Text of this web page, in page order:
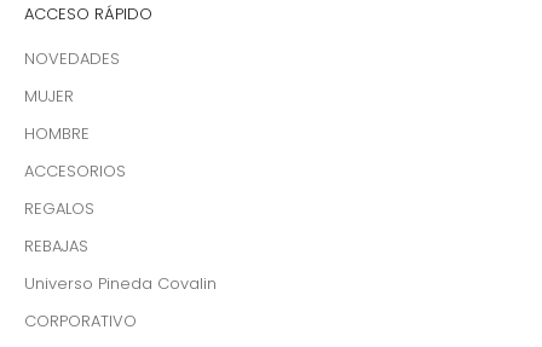
ACCESO RÁPIDO
NOVEDADES
MUJER
HOMBRE
ACCESORIOS
REGALOS
REBAJAS
Universo Pineda Covalin
CORPORATIVO